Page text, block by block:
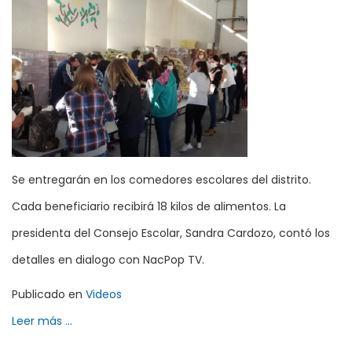
Se entregarán en los comedores escolares del distrito.
Cada beneficiario recibirá 18 kilos de alimentos. La
presidenta del Consejo Escolar, Sandra Cardozo, contó los
detalles en dialogo con NacPop TV.
Publicado en Videos
Leer más ...